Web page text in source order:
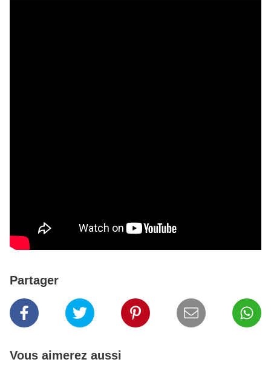
Partager
Vous aimerez aussi